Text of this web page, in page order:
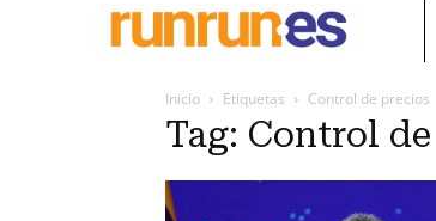
Inicio Etiquetas Control de precios
Tag: Control